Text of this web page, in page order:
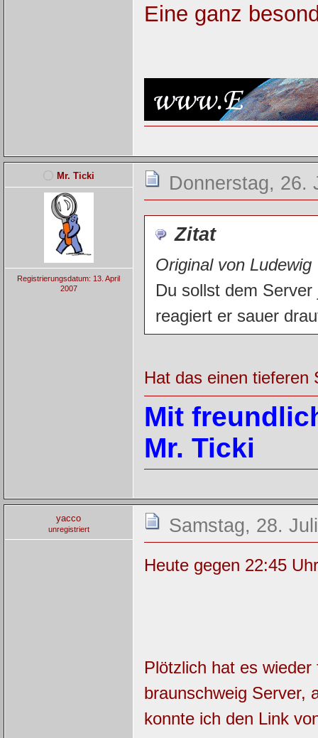
Eine ganz
Mr. Ticki
Registrierungsdatum: 13. April
2007
Donnerstag, 26.
Zitat
Original von Ludewig
Du sollst dem
reagiert er sauer
Hat das einen
Mit
Mr. Ticki
yacco
unregistriert Samstag, 28.
Heute gegen 22:45
Plötzlich hat es
braunschweig Server,
konnte ich den Link